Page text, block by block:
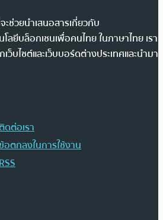
ช่วยนำเสนอสารเกี่ยวกับ
ลยีบล็อกเชนเพื่อคนไทย ในภาษาไทย เรา
บไซต์และเว็บบอร์ดต่างประเทศและนำมา
ดต่อเรา
อตกลงในการใช้งาน